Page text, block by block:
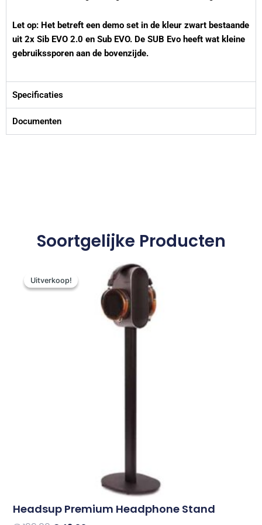
Let op: Het betreft een demo set in de kleur zwart bestaande
uit 2x Sib EVO 2.0 en Sub EVO. De SUB Evo heeft wat kleine
gebruikssporen aan de bovenzijde.
Specificaties
Documenten
Soortgelijke Producten
Uitverkoop!
Uitverkoop!
Headsup Premium Headphone Stand
Oorspronkelijke
prijs
was:
Huidige
€ 49,00.